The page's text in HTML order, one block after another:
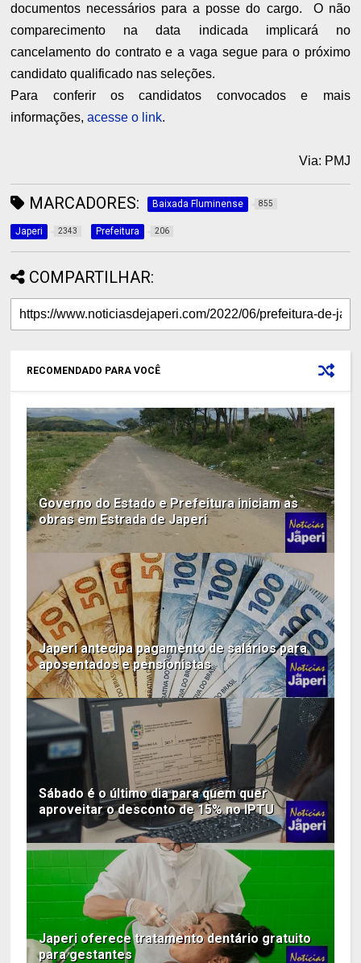
documentos necessários para a posse do cargo. O não
comparecimento na data indicada implicará no
cancelamento do contrato e a vaga segue para o próximo
candidato qualificado nas seleções.
Para conferir os candidatos convocados e mais
informações,acesse o link.
Via: PMJ
MARCADORES: Baixada Fluminense 855
Japeri 2343 Prefeitura 206
COMPARTILHAR:
RECOMENDADO PARA VOCÊ
Governo do Estado e Prefeitura iniciam as
obras em Estrada de Japeri
Japeri antecipa pagamento de salários para
aposentados e pensionistas
Sábado é o último dia para quem quer
aproveitar o desconto de 15% no IPTU
Japeri oferece tratamento dentário gratuito
para gestantes